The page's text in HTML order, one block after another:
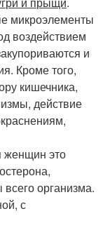
микроэлементы
воздействием
и
Кроме того,
кишечника,
действие
женщин это
организма.
с